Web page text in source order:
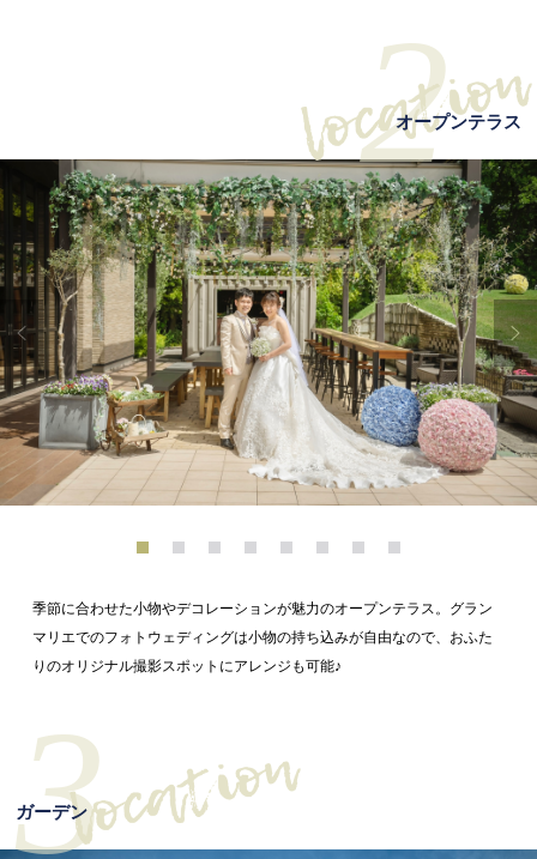
オープンテラス
2
季節に合わせた小物やデコレーションが魅力のオープンテラス。グラン
マリエでのフォトウェディングは小物の持ち込みが自由なので、おふた
りのオリジナル撮影スポットにアレンジも可能♪
ガーデン
3